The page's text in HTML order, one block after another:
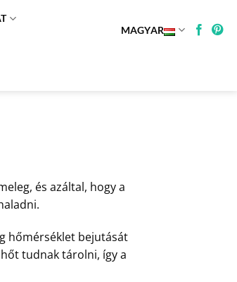
MAGYAR
és azáltal, hogy a
hőmérséklet bejutását
tudnak tárolni, így a